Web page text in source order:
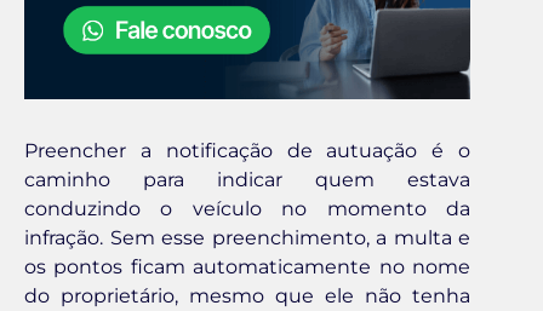
Preencher a notificação de autuação é o
caminho para indicar quem estava
conduzindo o veículo no momento da
infração. Sem esse preenchimento, a multa e
os pontos ficam automaticamente no nome
do proprietário, mesmo que ele não tenha